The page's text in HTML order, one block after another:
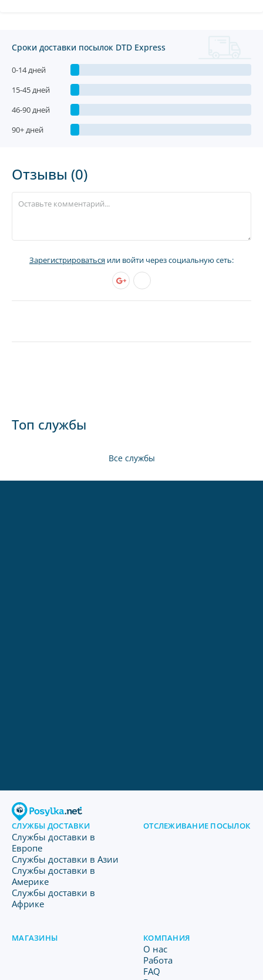
Сроки доставки посылок DTD Express
0-14 дней
15-45 дней
46-90 дней
90+ дней
Отзывы (0)
Зарегистрироваться или войти через социальную сеть:
Топ службы
Все службы
СЛУЖБЫ ДОСТАВКИ
Службы доставки в
Европе
Службы доставки в Азии
Службы доставки в
Америке
Службы доставки в
Африке
ОТСЛЕЖИВАНИЕ ПОСЫЛОК
МАГАЗИНЫ КОМПАНИЯ
O нас
Работа
FAQ